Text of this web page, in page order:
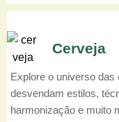
Cerveja
Explore o universo
desvendam estilos,
harmonização e muito